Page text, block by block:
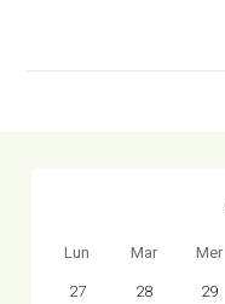
Lun Mar Mer
27
28 29